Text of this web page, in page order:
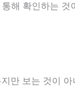
해 확인하는
보는 것이